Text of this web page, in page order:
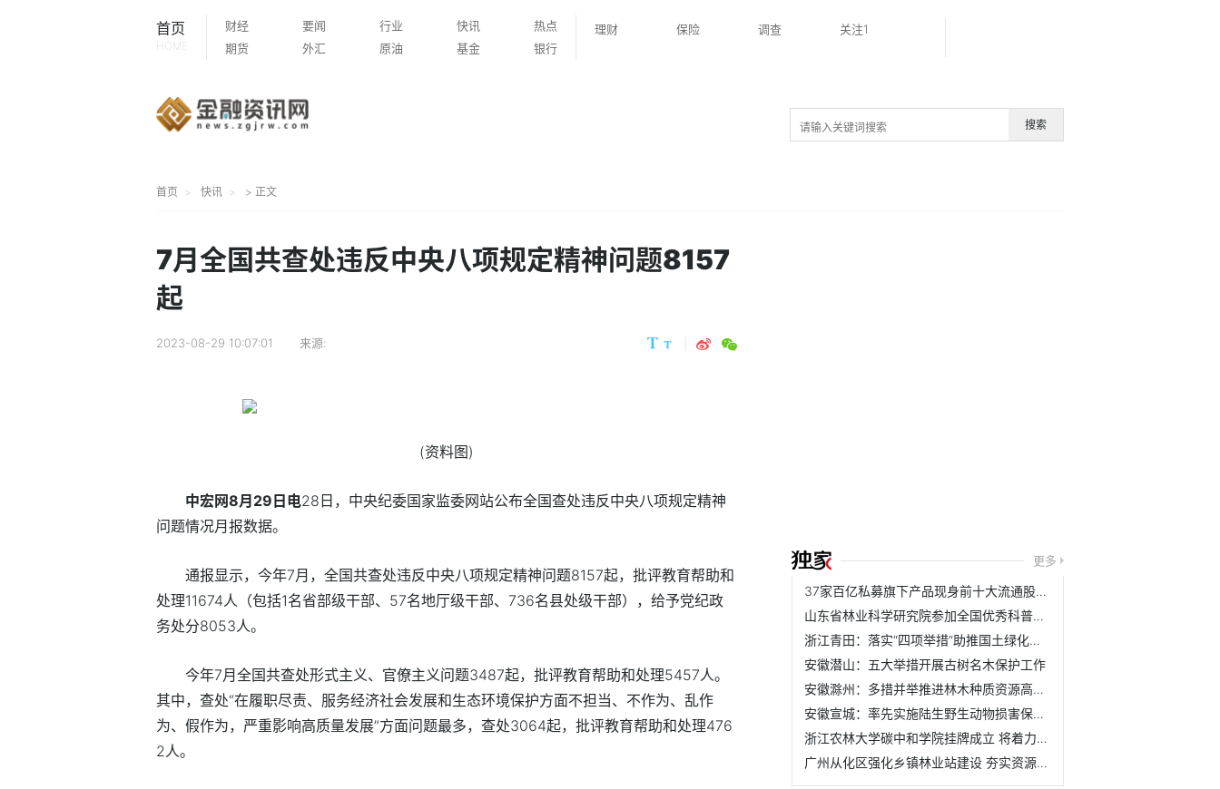
首页
HOME
财经 要闻 行业 快讯
热点
期货
外汇 原油 基金 银行
理财 保险 调查 关注1
搜索
首页 快讯 > 正文
7月全国共查处违反中央八项规定精神问题8157
起
2023-08-29 10:07:01 来源:
(资料图)
中宏网8月29日电28日，中央纪委国家监委网站公布全国查处违反中央八项规定精神
问题情况月报数据。
通报显示，今年7月，全国共查处违反中央八项规定精神问题8157起，批评教育帮助和
处理11674人（包括1名省部级干部、57名地厅级干部、736名县处级干部），给予党纪政
务处分8053人。
今年7月全国共查处形式主义、官僚主义问题3487起，批评教育帮助和处理5457人。
其中，查处“在履职尽责、服务经济社会发展和生态环境保护方面不担当、不作为、乱作
为、假作为，严重影响高质量发展”方面问题最多，查处3064起，批评教育帮助和处理476
2人。
更多
37家百亿私募旗下产品现身前十大流通股名单
山东省林业科学研究院参加全国优秀科普作品评选活动
浙江青田：落实“四项举措”助推国土绿化取得新成效
安徽潜山：五大举措开展古树名木保护工作
安徽滁州：多措并举推进林木种质资源高质量发展
安徽宣城：率先实施陆生野生动物损害保险理赔机制
浙江农林大学碳中和学院挂牌成立 将着力培养具有碳中和与农...
广州从化区强化乡镇林业站建设 夯实资源管护基层基础